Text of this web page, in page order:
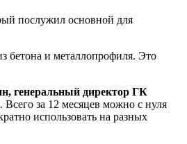
послужил основной для
бетона и металлопрофиля. Это
генеральный директор ГК
за 12 месяцев можно с нуля
использовать на разных